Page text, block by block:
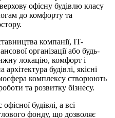
офісну будівлю класу
до комфорту та
компанії, IT-
організації або будь-
локацію, комфорт і
будівлі, якісні
комплексу створюють
та розвитку бізнесу.
будівлі, а всі
фонду, що дозволяє